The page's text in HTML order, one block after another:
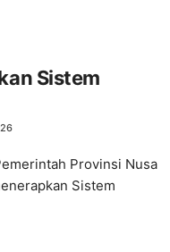
Sistem
Provinsi Nusa
Sistem